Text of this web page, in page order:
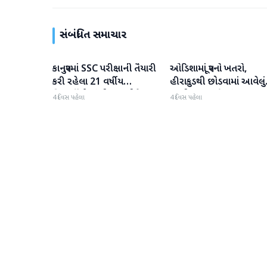
સંબંધિત સમાચાર
રાષ્ટ્રીય
કાનપુરમાં SSC પરીક્ષાની તૈયારી
કરી રહેલા 21 વર્ષીય
વિદ્યાર્થીએ ફાંસી લગાવીને
4 દિવસ પહેલા
રાષ્ટ્રીય
ઓડિશામાં પૂરનો ખતરો,
હીરાકુડથી છોડવામાં આવેલું
પાણી કટક પહોંચ્યું; 10
4 દિવસ પહેલા